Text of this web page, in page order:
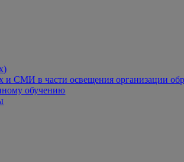
СМИ в части освещения организации
обучению